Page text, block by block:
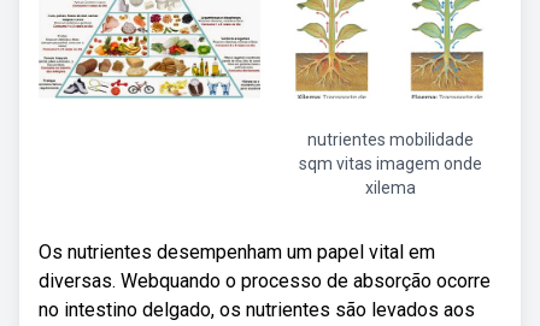
nutrientes mobilidade
sqm vitas imagem onde
xilema
Os nutrientes desempenham um papel vital em
diversas. Webquando o processo de absorção ocorre
no intestino delgado, os nutrientes são levados aos